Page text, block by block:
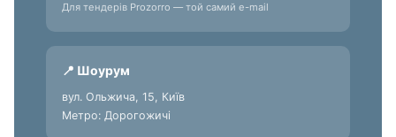
Для тендерів Prozorro — той самий e-mail
📍 Шоурум
вул. Ольжича, 15, Київ
Метро: Дорогожичі